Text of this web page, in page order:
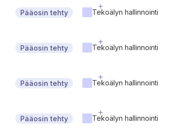
Pääosin tehty Tekoälyn hallinnointi
Pääosin tehty Tekoälyn hallinnointi
Pääosin tehty Tekoälyn hallinnointi
Pääosin tehty Tekoälyn hallinnointi